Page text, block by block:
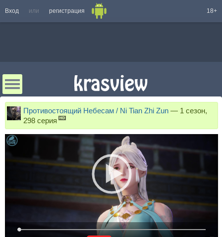
Вход или регистрация 18+
Противостоящий Небесам / Ni Tian Zhi Zun — 1 сезон,
298 серия